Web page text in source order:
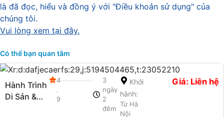
là đã đọc, hiểu và đồng ý với "Điều khoản sử dụng" của
chúng tôi.
Vui lòng xem tại đây.
Có thể bạn quan tâm
Hành Trình
Di Sản &
4
.
9
3
ngày
2
đêm
Khởi
hành:
Từ Hà
Nội
Giá: Liên hệ